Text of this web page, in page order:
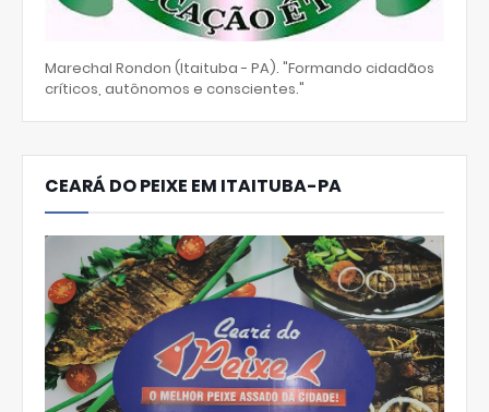
Marechal Rondon (Itaituba - PA). "Formando cidadãos
críticos, autônomos e conscientes."
CEARÁ DO PEIXE EM ITAITUBA-PA